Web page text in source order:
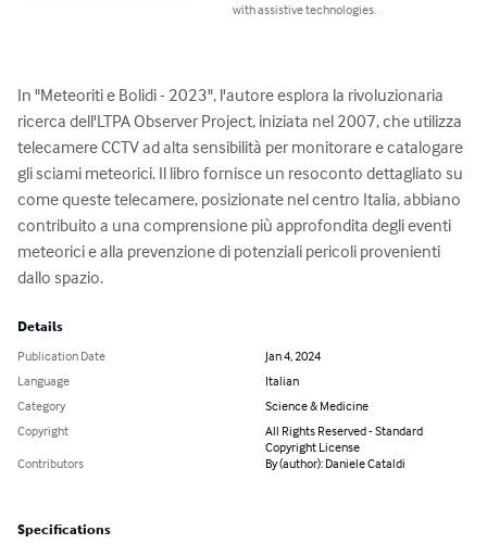
with assistive technologies.
In "Meteoriti e Bolidi - 2023", l'autore esplora la rivoluzionaria
ricerca dell'LTPA Observer Project, iniziata nel 2007, che utilizza
telecamere CCTV ad alta sensibilità per monitorare e catalogare
gli sciami meteorici. Il libro fornisce un resoconto dettagliato su
come queste telecamere, posizionate nel centro Italia, abbiano
contribuito a una comprensione più approfondita degli eventi
meteorici e alla prevenzione di potenziali pericoli provenienti
dallo spazio.
Details
Publication Date
Jan 4, 2024
Language
Italian
Category
Science & Medicine
Copyright
All Rights Reserved - Standard
Copyright License
Contributors
By (author): Daniele Cataldi
Specifications